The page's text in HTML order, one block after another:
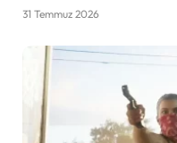
31 Temmuz 2026